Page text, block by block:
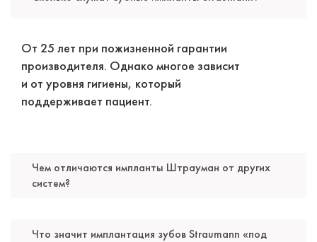
Стоматолог-ортопед
Специальность: ортопедия
Стаж работы: 5 лет
От 25 лет при пожизненной гарантии
производителя. Однако многое зависит
и от уровня гигиены, который
поддерживает пациент.
Чем отличаются импланты Штрауман от других
систем?
Что значит имплантация зубов Straumann «под